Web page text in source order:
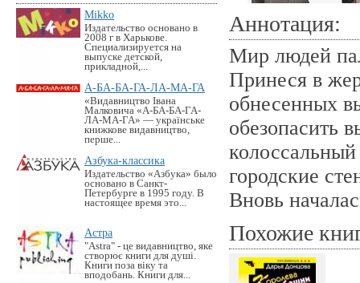
Mikko
Издательство основано в
2008 г в Харькове.
Специализируется на
выпуске детской,
прикладной,...
А-БА-БА-ГА-ЛА-МА-ГА
«Видавництво Івана
Малковича «А-БА-БА-ГА-
ЛА-МА-ГА» — українське
книжкове видавництво,
перше...
Азбука-классика
Издательство «Азбука» было
основано в Санкт-
Петербурге в 1995 году. В
настоящее время это...
Астра
"Astra" - це видавництво, яке
створює книги для душі.
Книги поза віку та
вподобань. Книги для...
Аннотация:
Мир людей
Принеся в
обнесенных
обезопасить
городские
Вновь
Похожие